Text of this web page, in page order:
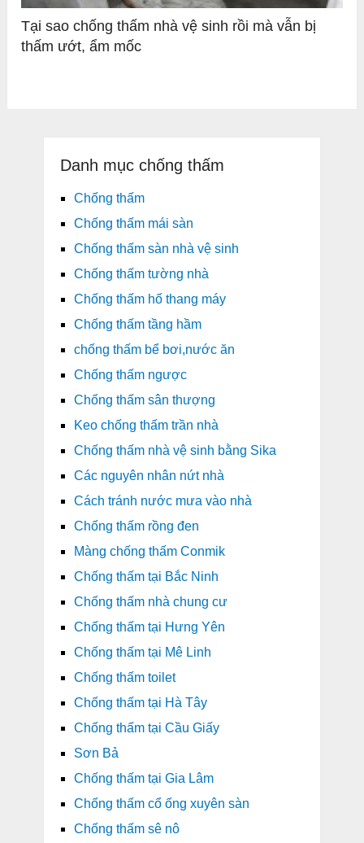
Tại sao chống thấm nhà vệ sinh rồi mà vẫn bị
thấm ướt, ẩm mốc
Danh mục chống thấm
Chống thấm
Chống thấm mái sàn
Chống thấm sàn nhà vệ sinh
Chống thấm tường nhà
Chống thấm hố thang máy
Chống thấm tầng hầm
chống thấm bể bơi,nước ăn
Chống thấm ngược
Chống thấm sân thượng
Keo chống thấm trần nhà
Chống thấm nhà vệ sinh bằng Sika
Các nguyên nhân nứt nhà
Cách tránh nước mưa vào nhà
Chống thấm rồng đen
Màng chống thấm Conmik
Chống thấm tại Bắc Ninh
Chống thấm nhà chung cư
Chống thấm tại Hưng Yên
Chống thấm tại Mê Linh
Chống thấm toilet
Chống thấm tại Hà Tây
Chống thấm tại Cầu Giấy
Sơn Bả
Chống thấm tại Gia Lâm
Chống thấm cổ ống xuyên sàn
Chống thấm sê nô